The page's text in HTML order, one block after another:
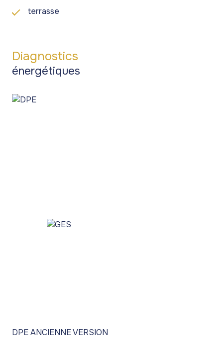
terrasse
Diagnostics
énergétiques
DPE ANCIENNE VERSION